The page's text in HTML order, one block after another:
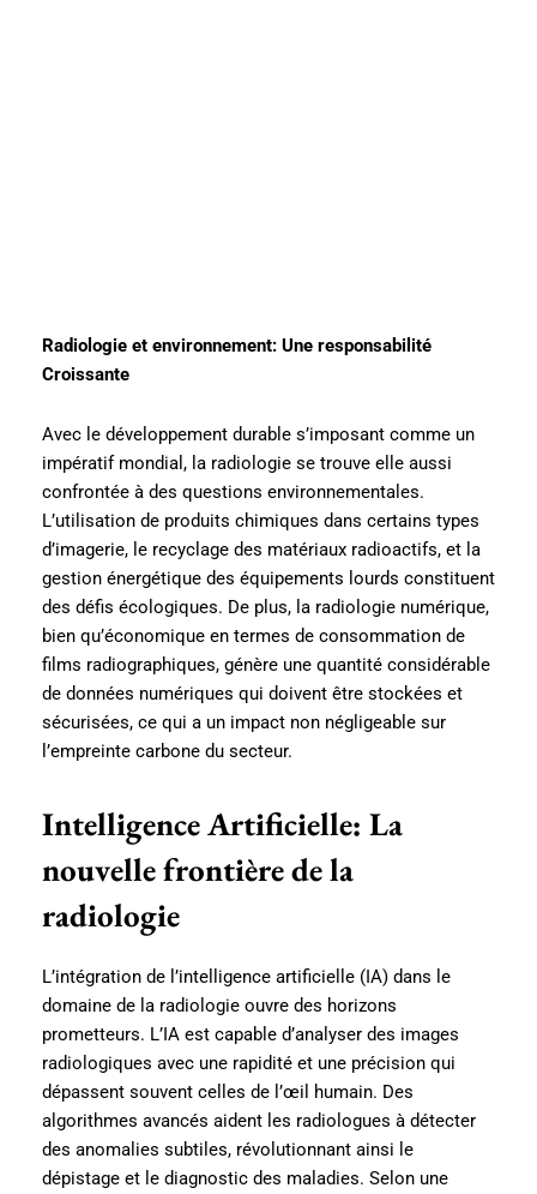
Radiologie et environnement: Une responsabilité
Croissante
Avec le développement durable s’imposant comme un
impératif mondial, la radiologie se trouve elle aussi
confrontée à des questions environnementales.
L’utilisation de produits chimiques dans certains types
d’imagerie, le recyclage des matériaux radioactifs, et la
gestion énergétique des équipements lourds constituent
des défis écologiques. De plus, la radiologie numérique,
bien qu’économique en termes de consommation de
films radiographiques, génère une quantité considérable
de données numériques qui doivent être stockées et
sécurisées, ce qui a un impact non négligeable sur
l’empreinte carbone du secteur.
Intelligence Artificielle: La
nouvelle frontière de la
radiologie
L’intégration de l’intelligence artificielle (IA) dans le
domaine de la radiologie ouvre des horizons
prometteurs. L’IA est capable d’analyser des images
radiologiques avec une rapidité et une précision qui
dépassent souvent celles de l’œil humain. Des
algorithmes avancés aident les radiologues à détecter
des anomalies subtiles, révolutionnant ainsi le
dépistage et le diagnostic des maladies. Selon une